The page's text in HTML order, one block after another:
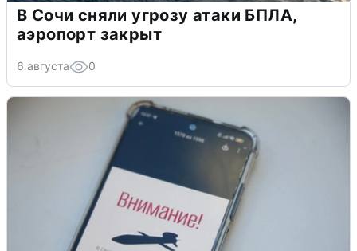
В Сочи сняли угрозу атаки БПЛА,
аэропорт закрыт
6 августа 0